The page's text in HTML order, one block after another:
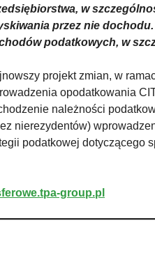
w
przez nie
podatkowych, w
projekt zmian, w
opodatkowania
należności
nierezydentów)
podatkowej dotyczącego
group.p